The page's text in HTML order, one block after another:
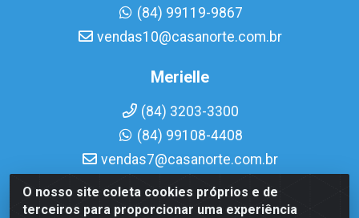
O nosso site coleta cookies próprios e de
terceiros para proporcionar uma experiência
(84) 99119-9867
vendas10@casanorte.com.br
Merielle
(84) 3203-3300
(84) 99108-4408
vendas7@casanorte.com.br
Casa Norte LTDA - Av. Interventor Mário Câmara, 1815 -